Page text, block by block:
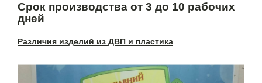
Срок производства от 3 до 10 рабочих
дней
Различия изделий из ДВП и пластика